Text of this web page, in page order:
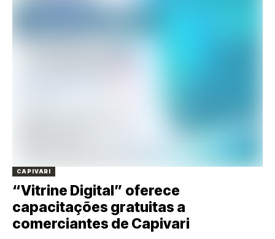
CAPIVARI
“Vitrine Digital” oferece
capacitações gratuitas a
comerciantes de Capivari